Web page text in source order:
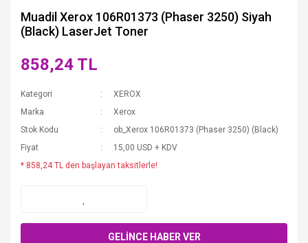
Muadil Xerox 106R01373 (Phaser 3250) Siyah
(Black) LaserJet Toner
858,24 TL
Kategori
XEROX
Marka
Xerox
Stok Kodu
ob_Xerox 106R01373 (Phaser 3250) (Black)
Fiyat
15,00 USD + KDV
* 858,24 TL den başlayan taksitlerle!
GELİNCE HABER VER